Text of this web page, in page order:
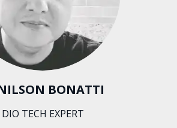
BONATTI
DIO TECH EXPERT